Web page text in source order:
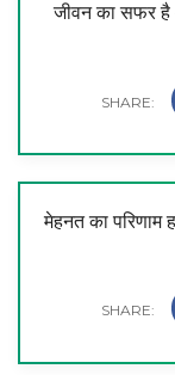
जीवन का सफर
मेहनत का परिणाम